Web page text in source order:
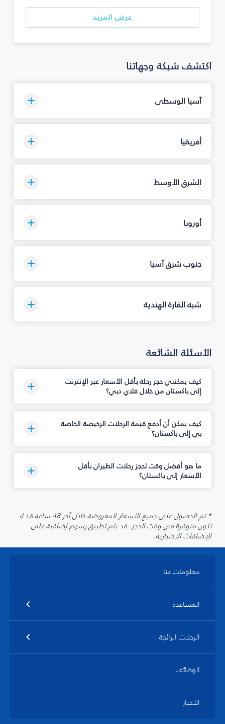
عرض المزيد
اكتشف شبكة وجهاتنا
آسيا الوسطى
أفريقيا
الشرق الأوسط
أوروبا
جنوب شرق آسيا
شبه القارة الهندية
الأسئلة الشائعة
كيف يمكنني حجز رحلة بأقل الأسعار عبر الإنترنت
إلى باكستان من خلال فلاي دبي؟
كيف يمكن أن أدفع قيمة الرحلات الرخيصة الخاصة
بي إلى باكستان؟
ما هو أفضل وقت لحجز رحلات الطيران بأقل
الأسعار إلى باكستان؟
* تم الحصول على جميع الأسعار المعروضة خلال آخر 48 ساعة قد لا
تكون متوفرة في وقت الحجز. قد يتم تطبيق رسوم إضافية على
الإضافات الاختيارية.
معلومات عنا
المساعدة
الرحلات الرائجة
الوظائف
الأخبار